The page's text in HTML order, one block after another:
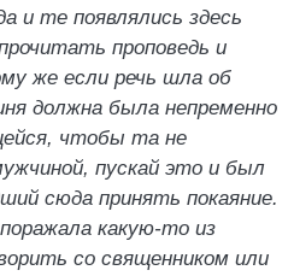
и те появлялись здесь
проповедь и
же если речь шла об
должна была непременно
чтобы та не
пускай это и был
сюда принять покаяние.
какую-то из
со священником или